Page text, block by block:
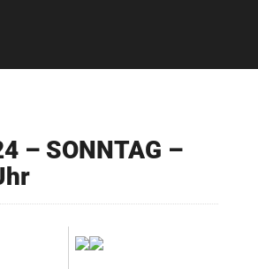
– SONNTAG –